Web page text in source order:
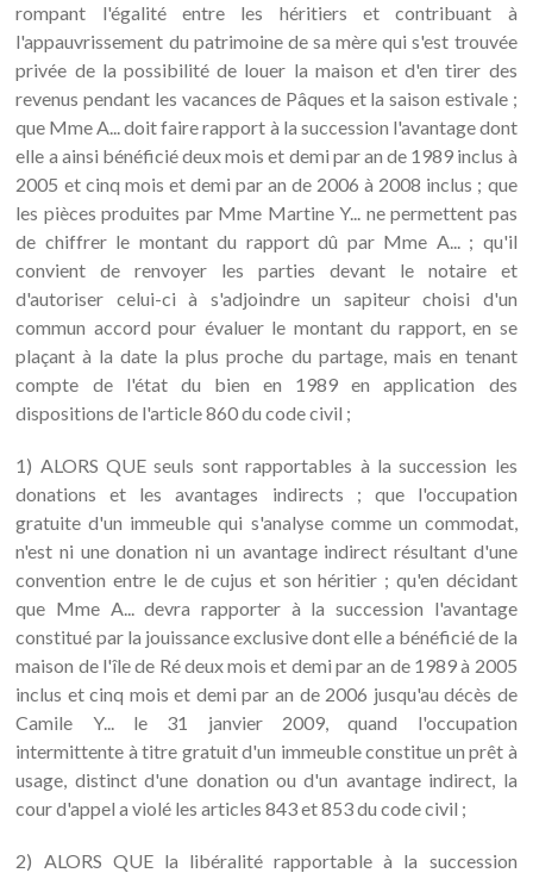
rompant l'égalité entre les héritiers et contribuant à
l'appauvrissement du patrimoine de sa mère qui s'est trouvée
privée de la possibilité de louer la maison et d'en tirer des
revenus pendant les vacances de Pâques et la saison estivale ;
que Mme A... doit faire rapport à la succession l'avantage dont
elle a ainsi bénéficié deux mois et demi par an de 1989 inclus à
2005 et cinq mois et demi par an de 2006 à 2008 inclus ; que
les pièces produites par Mme Martine Y... ne permettent pas
de chiffrer le montant du rapport dû par Mme A... ; qu'il
convient de renvoyer les parties devant le notaire et
d'autoriser celui-ci à s'adjoindre un sapiteur choisi d'un
commun accord pour évaluer le montant du rapport, en se
plaçant à la date la plus proche du partage, mais en tenant
compte de l'état du bien en 1989 en application des
dispositions de l'article 860 du code civil ;
1) ALORS QUE seuls sont rapportables à la succession les
donations et les avantages indirects ; que l'occupation
gratuite d'un immeuble qui s'analyse comme un commodat,
n'est ni une donation ni un avantage indirect résultant d'une
convention entre le de cujus et son héritier ; qu'en décidant
que Mme A... devra rapporter à la succession l'avantage
constitué par la jouissance exclusive dont elle a bénéficié de la
maison de l'île de Ré deux mois et demi par an de 1989 à 2005
inclus et cinq mois et demi par an de 2006 jusqu'au décès de
Camile Y... le 31 janvier 2009, quand l'occupation
intermittente à titre gratuit d'un immeuble constitue un prêt à
usage, distinct d'une donation ou d'un avantage indirect, la
cour d'appel a violé les articles 843 et 853 du code civil ;
2) ALORS QUE la libéralité rapportable à la succession